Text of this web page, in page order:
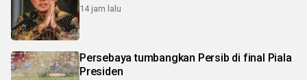
14 jam lalu
Persebaya tumbangkan Persib di final Piala
Presiden